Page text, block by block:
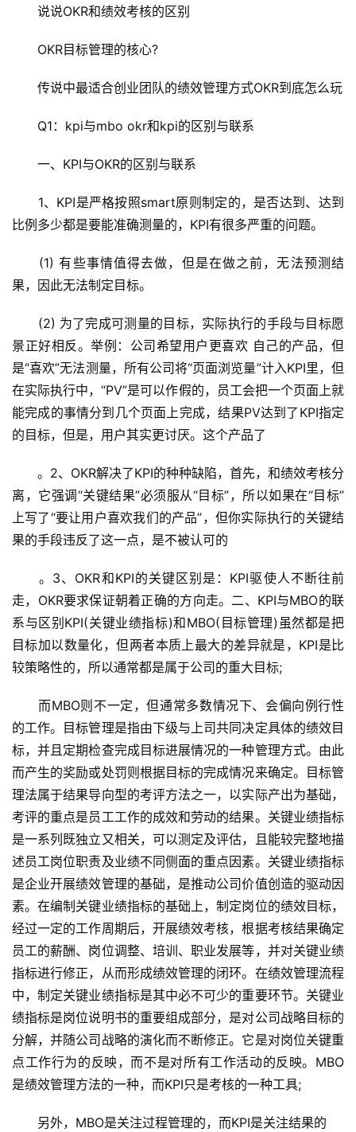
说说OKR和绩效考核的区别
OKR目标管理的核心?
传说中最适合创业团队的绩效管理方式OKR到底怎么玩
Q1：kpi与mbo okr和kpi的区别与联系
一、KPI与OKR的区别与联系
1、KPI是严格按照smart原则制定的，是否达到、达到
比例多少都是要能准确测量的，KPI有很多严重的问题。
(1) 有些事情值得去做，但是在做之前，无法预测结
果，因此无法制定目标。
(2) 为了完成可测量的目标，实际执行的手段与目标愿
景正好相反。举例：公司希望用户更喜欢 自己的产品，但
是“喜欢”无法测量，所有公司将“页面浏览量”计入KPI里，但
在实际执行中，“PV”是可以作假的，员工会把一个页面上就
能完成的事情分到几个页面上完成，结果PV达到了KPI指定
的目标，但是，用户其实更讨厌。这个产品了
。2、OKR解决了KPI的种种缺陷，首先，和绩效考核分
离，它强调“关键结果”必须服从“目标”，所以如果在“目标”
上写了“要让用户喜欢我们的产品”，但你实际执行的关键结
果的手段违反了这一点，是不被认可的
。3、OKR和KPI的关键区别是：KPI驱使人不断往前
走，OKR要求保证朝着正确的方向走。二、KPI与MBO的联
系与区别KPI(关键业绩指标)和MBO(目标管理)虽然都是把
目标加以数量化，但两者本质上最大的差异就是，KPI是比
较策略性的，所以通常都是属于公司的重大目标;
而MBO则不一定，但通常多数情况下、会偏向例行性
的工作。目标管理是指由下级与上司共同决定具体的绩效目
标，并且定期检查完成目标进展情况的一种管理方式。由此
而产生的奖励或处罚则根据目标的完成情况来确定。目标管
理法属于结果导向型的考评方法之一，以实际产出为基础，
考评的重点是员工工作的成效和劳动的结果。关键业绩指标
是一系列既独立又相关，可以测定及评估，且能较完整地描
述员工岗位职责及业绩不同侧面的重点因素。关键业绩指标
是企业开展绩效管理的基础，是推动公司价值创造的驱动因
素。在编制关键业绩指标的基础上，制定岗位的绩效目标，
经过一定的工作周期后，开展绩效考核，根据考核结果确定
员工的薪酬、岗位调整、培训、职业发展等，并对关键业绩
指标进行修正，从而形成绩效管理的闭环。在绩效管理流程
中，制定关键业绩指标是其中必不可少的重要环节。关键业
绩指标是岗位说明书的重要组成部分，是对公司战略目标的
分解，并随公司战略的演化而不断修正。它是对岗位关键重
点工作行为的反映，而不是对所有工作活动的反映。MBO
是绩效管理方法的一种，而KPI只是考核的一种工具;
另外，MBO是关注过程管理的，而KPI是关注结果的